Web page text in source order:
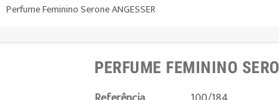
Perfume Feminino Serone ANGESSER
PERFUME FEMININO